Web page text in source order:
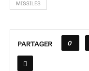
MISSILES
PARTAGER 0